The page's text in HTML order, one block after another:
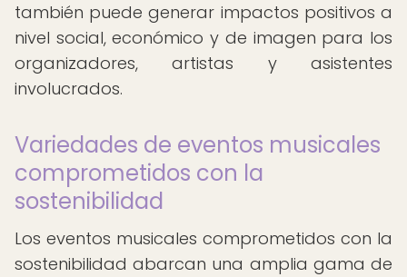
también puede generar impactos positivos a
nivel social, económico y de imagen para los
organizadores, artistas y asistentes
involucrados.
Variedades de eventos musicales
comprometidos con la
sostenibilidad
Los eventos musicales comprometidos con la
sostenibilidad abarcan una amplia gama de